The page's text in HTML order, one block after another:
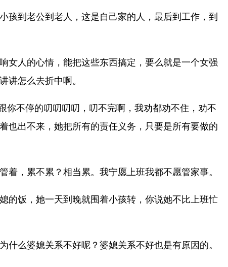
孩到老公到老人，这是自己家的人，最后到工作，到
女人的心情，能把这些东西搞定，要么就是一个女强
讲怎么去折中啊。
你不停的叨叨叨叨，叨不完啊，我劝都劝不住，劝不
也出不来，她把所有的责任义务，只要是所有要做的
，累不累？相当累。我宁愿上班我都不愿管家事。
的饭，她一天到晚就围着小孩转，你说她不比上班忙
么婆媳关系不好呢？婆媳关系不好也是有原因的。